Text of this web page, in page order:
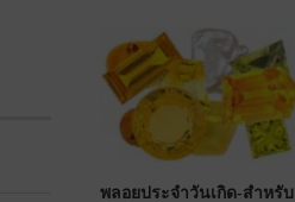
พลอยประจำวันเกิด-สำหรับ